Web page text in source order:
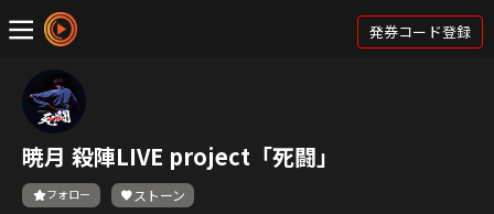
発券コード登録
暁月 殺陣LIVE project「死闘」
フォロー ストーン